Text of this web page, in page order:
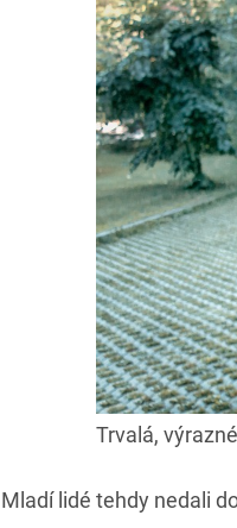
Trvalá,
Mladí lidé tehdy nedali